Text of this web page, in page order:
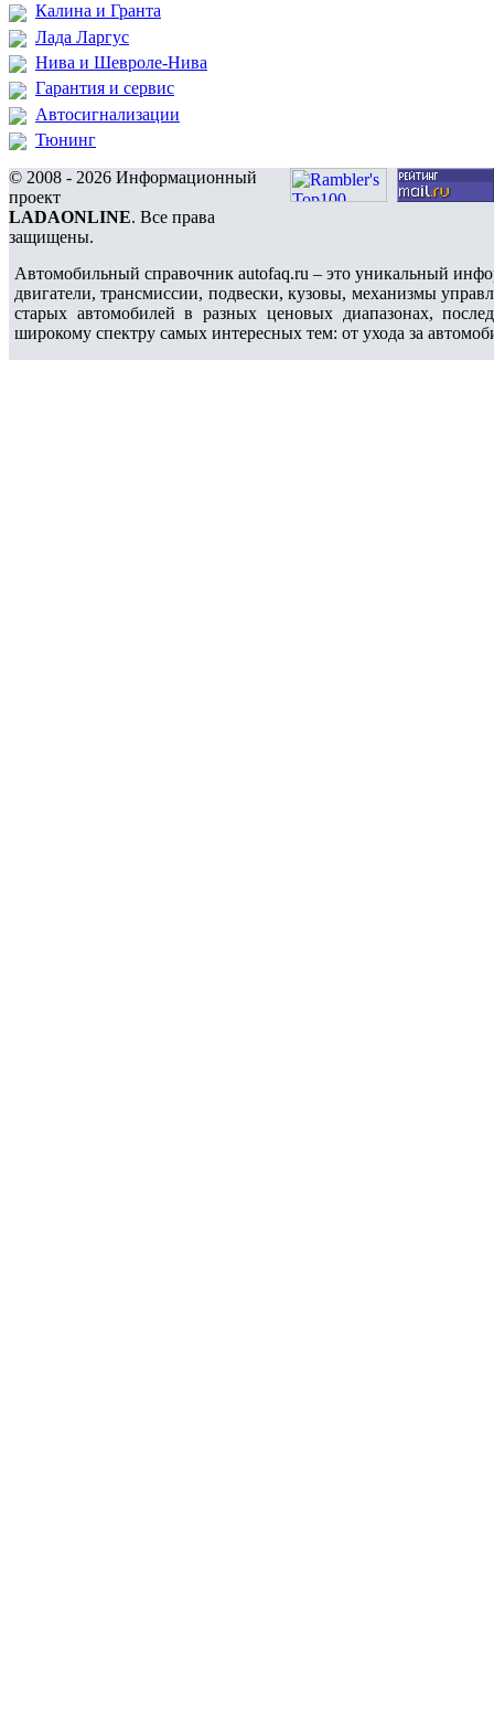
Калина и Гранта
Лада Ларгус
Нива и Шевроле-Нива
Гарантия и сервис
Автосигнализации
Тюнинг
© 2008 - 2026 Информационный
проект
LADAONLINE. Все права
защищены.
Автомобильный справочник autofaq.ru – это уникальный
двигатели, трансмиссии, подвески, кузовы, механизмы
старых автомобилей в разных ценовых диапазонах,
широкому спектру самых интересных тем: от ухода за